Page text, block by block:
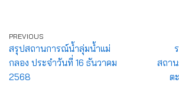
PREVIOUS
สรุปสถานการณ์น้ำลุ่มน้ำแม่
กลอง ประจำวันที่ 16 ธันวาคม
2568
สถา
ต